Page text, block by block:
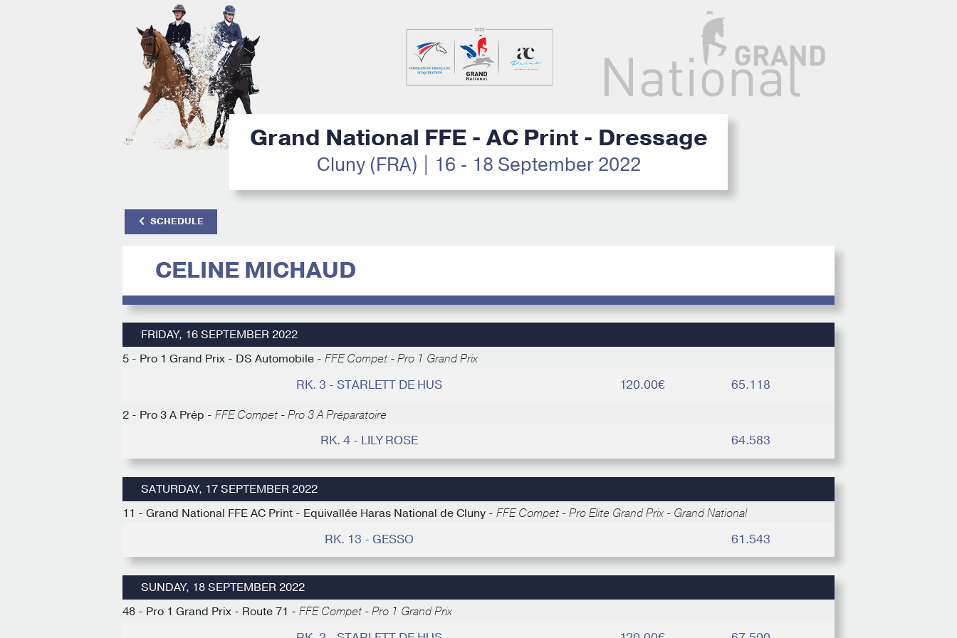
Grand National FFE - AC Print - Dressage
Cluny (FRA) | 16 - 18 September 2022
SCHEDULE
CELINE MICHAUD
FRIDAY, 16 SEPTEMBER 2022
5 - Pro 1 Grand Prix - DS Automobile - FFE Compet - Pro 1 Grand Prix
RK. 3 - STARLETT DE HUS 120.00€ 65.118
2 - Pro 3 A Prép - FFE Compet - Pro 3 A Préparatoire
RK. 4 - LILY ROSE 64.583
SATURDAY, 17 SEPTEMBER 2022
11 - Grand National FFE AC Print - Equivallée Haras National de Cluny - FFE Compet - Pro Elite Grand Prix - Grand National
RK. 13 - GESSO 61.543
SUNDAY, 18 SEPTEMBER 2022
48 - Pro 1 Grand Prix - Route 71 - FFE Compet - Pro 1 Grand Prix